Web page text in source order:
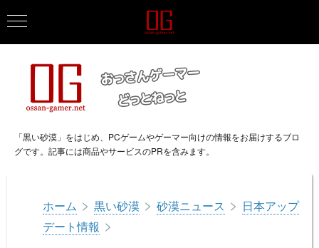
「黒い砂漠」をはじめ、PCゲームやゲーマー向けの情報をお届けするブロ
グです。記事には商品やサービスのPRを含みます。
ホーム > 黒い砂漠 > 砂漠ニュース > 日本アップ
デート情報 >